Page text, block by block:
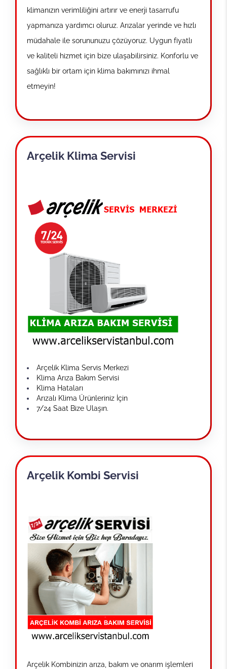
klimanızın verimliliğini artırır ve enerji tasarrufu
yapmanıza yardımcı oluruz. Arızalar yerinde ve hızlı
müdahale ile sorununuzu çözüyoruz. Uygun fiyatlı
ve kaliteli hizmet için bize ulaşabilirsiniz. Konforlu ve
sağlıklı bir ortam için klima bakımınızı ihmal
etmeyin!
Arçelik Klima Servisi
Arçelik Klima Servis Merkezi
Klima Arıza Bakım Servisi
Klima Hataları
Arızalı Klima Ürünleriniz İçin
7/24 Saat Bize Ulaşın.
Arçelik Kombi Servisi
Arçelik Kombinizin arıza, bakım ve onarım işlemleri